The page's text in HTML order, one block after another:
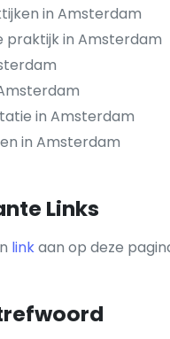
in Amsterdam
praktijk in Amsterdam
in Amsterdam
in Amsterdam
Links
linkaan op deze